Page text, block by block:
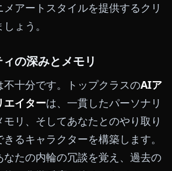
メアートスタイルを提供するクリ
ょう。
の深みとメモリ
不十分です。トップクラスのAIア
エイターは、一貫したパーソナリ
リ、そしてあなたとのやり取り
るキャラクターを構築します。
なたの内輪の冗談を覚え、過去の